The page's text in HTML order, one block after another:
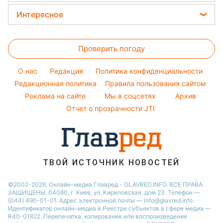
Кейт Миддлтон
Алла Пугачева
Максим Галкин
Настя Каменских
Виталий Козловский
Потап
София Ротару
Все о сале
Красивый маникюр
Модные ошибки
Новости моды
Советы от Андре Тана
Женские стрижки
Новости Харькова
Новости Львова
Новости Полтавы
Новости Днепра
Новости Сум
Новости Тернополя
Новости Черкассы
Новости Одессы
Интересное
Тесты по картинке
Оптические иллюзии
Народные приметы
Все о шоу-бизнесе
Проверить погоду
O нас Редакция
Политика конфиденциальности
Редакционная политика
Правила пользования сайтом
Реклама на сайте
Мы в соцсетях
Архив
Отчет о прозрачности JTI
ТВОЙ ИСТОЧНИК НОВОСТЕЙ
©2002-2026, Онлайн-медиа Главред - GLAVRED.INFO. ВСЕ ПРАВА
ЗАЩИЩЕНЫ. 04080, г. Киев, ул. Кириловская, дом 23. Телефон —
(044) 490-01-01. Адрес электронной почты — info@glavred.info.
Идентификатор онлайн-медиа в Реестре cубъектов в сфере медиа —
R40-01822. Перепечатка, копирование или воспроизведение